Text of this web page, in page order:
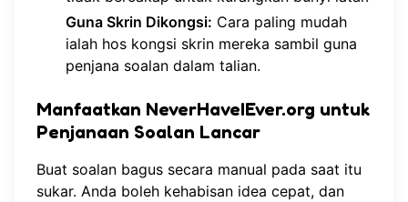
Guna Skrin Dikongsi: Cara paling mudah
ialah hos kongsi skrin mereka sambil guna
penjana soalan dalam talian.
Manfaatkan NeverHaveIEver.org untuk
Penjanaan Soalan Lancar
Buat soalan bagus secara manual pada saat itu
sukar. Anda boleh kehabisan idea cepat, dan